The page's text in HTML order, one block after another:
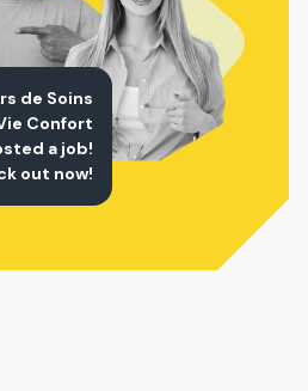
de Soins
Confort
a job!
out now!